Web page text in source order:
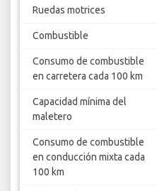
Ruedas motrices
Combustible
Consumo de combustible
en carretera cada 100 km
Capacidad mínima del
maletero
Consumo de combustible
en conducción mixta cada
100 km